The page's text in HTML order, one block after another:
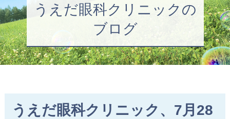
うえだ眼科クリニックの
ブログ
うえだ眼科クリニック、7月28